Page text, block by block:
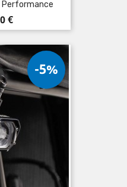
Performance
€
-5%